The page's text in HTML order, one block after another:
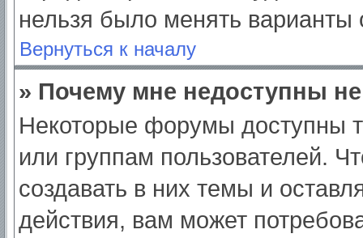
нельзя было менять варианты
Вернуться к началу
» Почему мне недоступны
Некоторые форумы доступны
или группам пользователей.
создавать в них темы и
действия, вам может